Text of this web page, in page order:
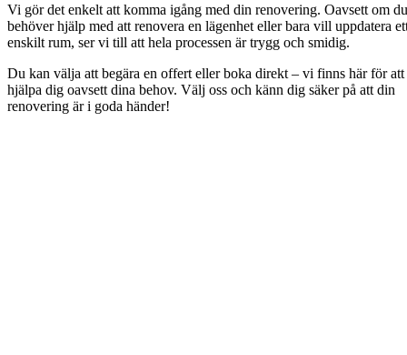
Vi gör det enkelt att kom­ma igång med din ren­over­ing. Oavsett om du
behöver hjälp med att ren­overa en lägen­het eller bara vill upp­dat­era
enskilt rum, ser vi till att hela processen är trygg och smidig.
Du kan väl­ja att begära en offert eller boka direkt – vi finns här för att
hjäl­pa dig oavsett dina behov. Välj oss och känn dig säk­er på att din
ren­over­ing är i goda händer!